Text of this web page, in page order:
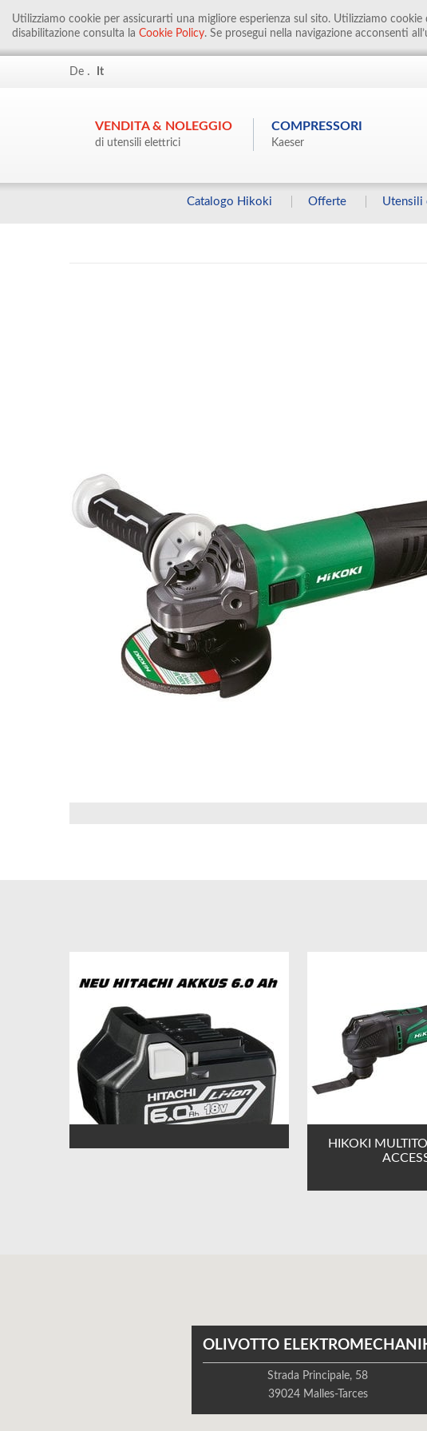
Utilizziamo cookie per assicurarti una migliore esperienza sul sito. Utilizziamo
disabilitazione consulta la Cookie Policy. Se prosegui nella navigazione acconsenti
De . It
VENDITA & NOLEGGIO
di utensili elettrici
Catalogo Hikoki Offerte Utensili
COMPRESSORI
Kaeser
HIKOKI
OLIVOTTO
Strada Principale, 58
39024 Malles-Tarces